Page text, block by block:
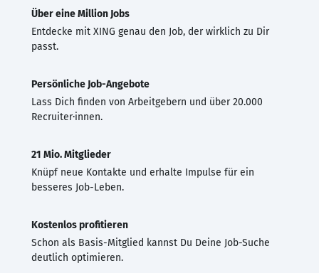
Über eine Million Jobs
Entdecke mit XING genau den Job, der wirklich zu Dir
passt.
Persönliche Job-Angebote
Lass Dich finden von Arbeitgebern und über 20.000
Recruiter·innen.
21 Mio. Mitglieder
Knüpf neue Kontakte und erhalte Impulse für ein
besseres Job-Leben.
Kostenlos profitieren
Schon als Basis-Mitglied kannst Du Deine Job-Suche
deutlich optimieren.